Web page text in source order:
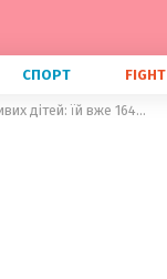
СПОРТ FIGHT
Чи можуть українці скористатися швецькою методикою виховання щасливих дітей: їй вже 164 роки